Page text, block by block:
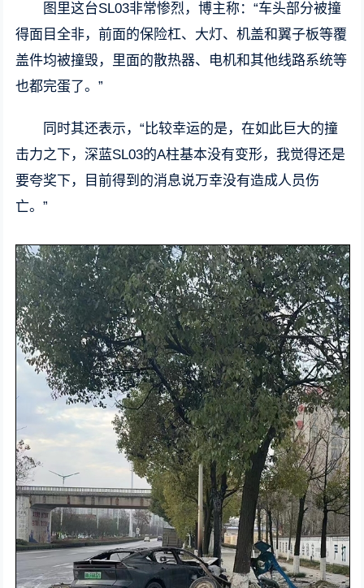
图里这台SL03非常惨烈，博主称：“车头部分被撞
得面目全非，前面的保险杠、大灯、机盖和翼子板等覆
盖件均被撞毁，里面的散热器、电机和其他线路系统等
也都完蛋了。”
同时其还表示，“比较幸运的是，在如此巨大的撞
击力之下，深蓝SL03的A柱基本没有变形，我觉得还是
要夸奖下，目前得到的消息说万幸没有造成人员伤
亡。”